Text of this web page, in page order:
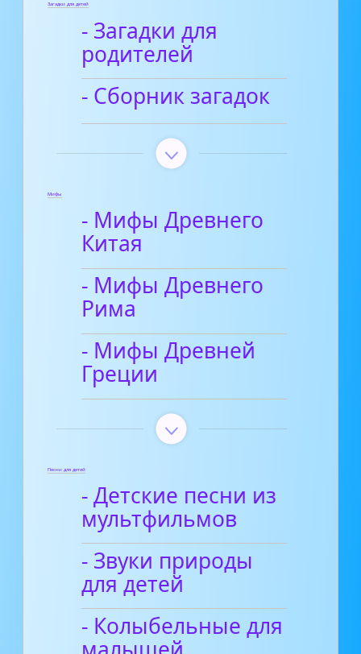
Загадки для детей
- Загадки для
родителей
- Сборник загадок
Мифы
- Мифы Древнего
Китая
- Мифы Древнего
Рима
- Мифы Древней
Греции
Песни для детей
- Детские песни из
мультфильмов
- Звуки природы
для детей
- Колыбельные для